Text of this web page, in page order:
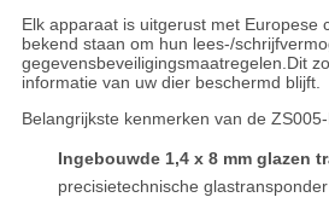
Elk apparaat is uitgerust met Europese
bekend staan om hun lees-/
gegevensbeveiligingsmaatregelen.Dit
informatie van uw dier beschermd blijft.
Belangrijkste kenmerken van de
Ingebouwde 1,4 x 8 mm glazen
precisietechnische